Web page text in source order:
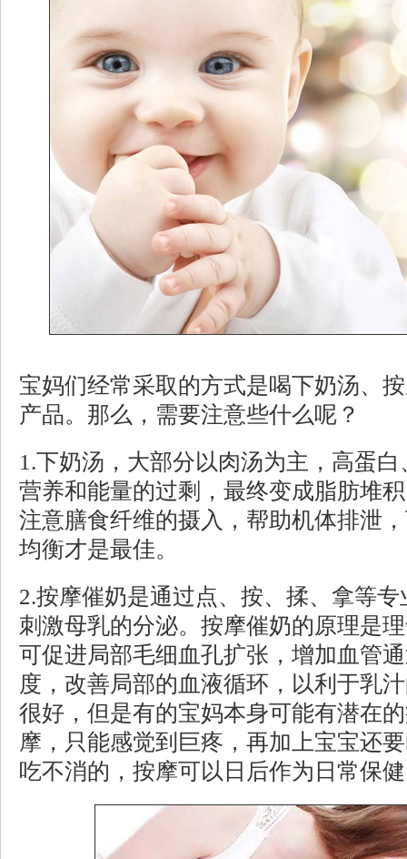
宝妈们经常采取的方式是喝下奶汤、
产品。那么，需要注意些什么呢？
1.下奶汤，大部分以肉汤为主，高蛋
营养和能量的过剩，最终变成脂肪堆
注意膳食纤维的摄入，帮助机体排泄
均衡才是最佳。
2.按摩催奶是通过点、按、揉、拿等
刺激母乳的分泌。按摩催奶的原理是
可促进局部毛细血孔扩张，增加血管
度，改善局部的血液循环，以利于乳
很好，但是有的宝妈本身可能有潜在
摩，只能感觉到巨疼，再加上宝宝还
吃不消的，按摩可以日后作为日常保